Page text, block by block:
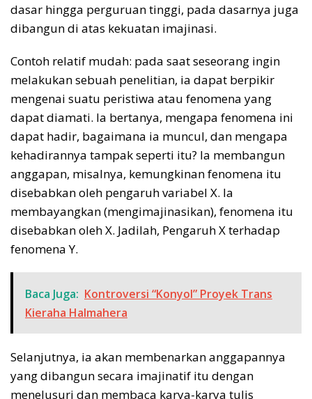
dasar hingga perguruan tinggi, pada dasarnya juga
dibangun di atas kekuatan imajinasi.
Contoh relatif mudah: pada saat seseorang ingin
melakukan sebuah penelitian, ia dapat berpikir
mengenai suatu peristiwa atau fenomena yang
dapat diamati. Ia bertanya, mengapa fenomena ini
dapat hadir, bagaimana ia muncul, dan mengapa
kehadirannya tampak seperti itu? Ia membangun
anggapan, misalnya, kemungkinan fenomena itu
disebabkan oleh pengaruh variabel X. Ia
membayangkan (mengimajinasikan), fenomena itu
disebabkan oleh X. Jadilah, Pengaruh X terhadap
fenomena Y.
Baca Juga: Kontroversi “Konyol” Proyek Trans
Kieraha Halmahera
Selanjutnya, ia akan membenarkan anggapannya
yang dibangun secara imajinatif itu dengan
menelusuri dan membaca karya-karya tulis